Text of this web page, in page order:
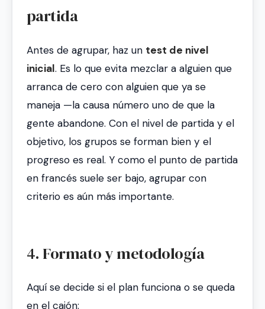
partida
Antes de agrupar, haz un test de nivel
inicial. Es lo que evita mezclar a alguien que
arranca de cero con alguien que ya se
maneja —la causa número uno de que la
gente abandone. Con el nivel de partida y el
objetivo, los grupos se forman bien y el
progreso es real. Y como el punto de partida
en francés suele ser bajo, agrupar con
criterio es aún más importante.
4. Formato y metodología
Aquí se decide si el plan funciona o se queda
en el cajón: